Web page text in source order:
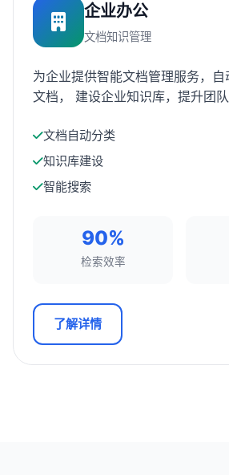
企业办公
文档知识管理
为企业提供智能文档管理服务，
文档， 建设企业知识库，提升团队
文档自动分类
知识库建设
智能搜索
90%
检索效率
了解详情